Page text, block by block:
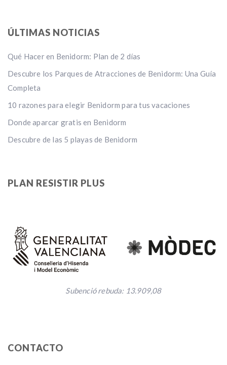
ÚLTIMAS NOTICIAS
Qué Hacer en Benidorm: Plan de 2 días
Descubre los Parques de Atracciones de Benidorm: Una Guía
Completa
10 razones para elegir Benidorm para tus vacaciones
Donde aparcar gratis en Benidorm
Descubre de las 5 playas de Benidorm
PLAN RESISTIR PLUS
Subenció rebuda: 13.909,08
CONTACTO